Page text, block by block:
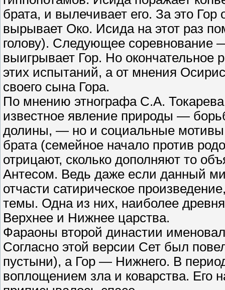
брата, и вылечивает его. За это Гор
вырывает Око. Исида на этот раз
голову). Следующее
выигрывает Гор. Но окончательное
этих испытаний, а от мнения
своего сына Гора.
По мнению этнографа С.А.
известное явление природы —
долины, — но и социальные
брата (семейное начало против
отрицают, сколько дополняют то
Антесом. Ведь даже если данный
отчасти сатирическое
темы. Одна из них, наиболее
Верхнее и Нижнее царства.
Фараоны второй династии
Согласно этой версии Сет был
пустыни), а Гор — Нижнего. В
воплощением зла и коварства. Его